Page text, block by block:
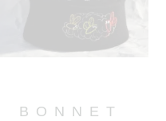
BONNET